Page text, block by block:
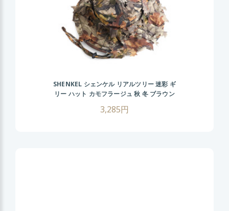
SHENKEL シェンケル リアルツリー 迷彩 ギ
リー ハット カモフラージュ 秋 冬 ブラウン
3,285円